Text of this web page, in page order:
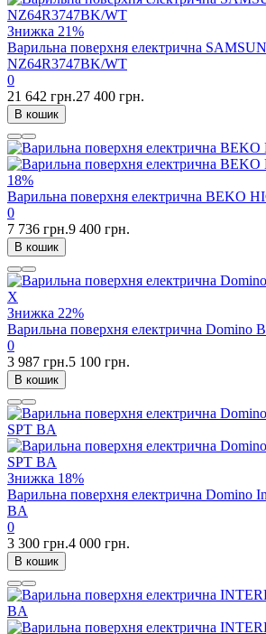
Знижка 21%
Варильна поверхня електрична
NZ64R3747BK/WT
0
21 642 грн.27 400 грн.
В кошик
18%
Варильна поверхня електрична BEKO
0
7 736 грн.9 400 грн.
В кошик
Знижка 22%
Варильна поверхня електрична Domino
0
3 987 грн.5 100 грн.
В кошик
Знижка 18%
Варильна поверхня електрична Domino
BA
0
3 300 грн.4 000 грн.
В кошик